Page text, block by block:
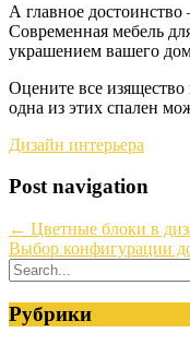
А главное
Современная мебель
украшением вашего
Оцените все
одна из этих спален
Дизайн интерьера
Post navigation
← Цветные блоки в
Выбор конфигурации
Рубрики